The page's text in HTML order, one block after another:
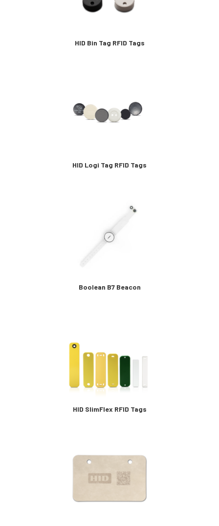
HID Bin Tag RFID Tags
HID Logi Tag RFID Tags
Boolean B7 Beacon
HID SlimFlex RFID Tags